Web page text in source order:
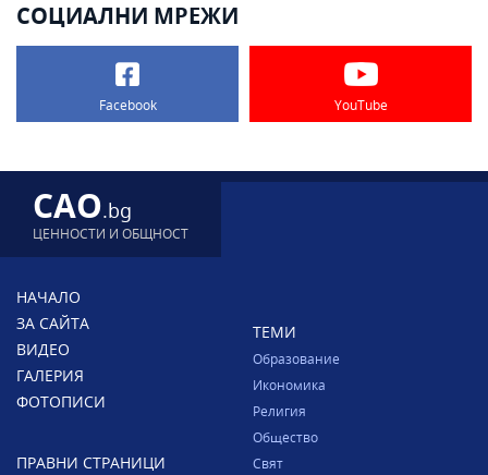
СОЦИАЛНИ МРЕЖИ
Facebook YouTube
CAO.bg
ЦЕННОСТИ И ОБЩНОСТ
НАЧАЛО
ЗА САЙТА
ВИДЕО
ГАЛЕРИЯ
ФОТОПИСИ
ПРАВНИ СТРАНИЦИ
ТЕМИ
Образование
Икономика
Религия
Общество
Свят